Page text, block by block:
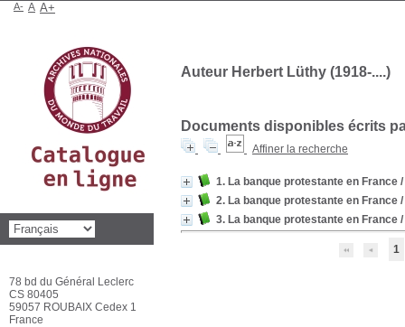
Auteur Herbert Lüthy (1918-....)
Documents disponibles écrits
Affiner la recherche
1. La banque protestante en France /
2. La banque protestante en France /
3. La banque protestante en France /
1
A- A A+
78 bd du Général Leclerc
CS 80405
59057 ROUBAIX Cedex 1
France